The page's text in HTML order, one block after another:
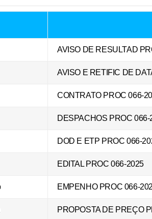
AVISO DE RESULTAD
AVISO E RETIFIC DE
CONTRATO PROC 066-
DESPACHOS PROC 066-
DOD E ETP PROC 066-
EDITAL PROC 066-2025
EMPENHO PROC 066-
PROPOSTA DE PREÇO